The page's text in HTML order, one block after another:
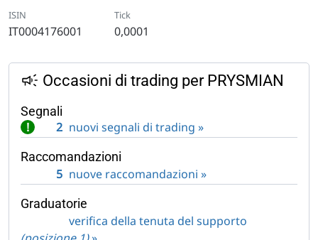
ISIN
IT0004176001
Tick
0,0001
Occasioni di trading per PRYSMIAN
Segnali
! 2 nuovi segnali di trading »
Raccomandazioni
5 nuove raccomandazioni »
Graduatorie
verifica della tenuta del supporto